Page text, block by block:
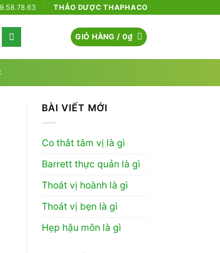
THẢO DƯỢC THAPHACO
GIỎ HÀNG /0₫
BÀI VIẾT MỚI
Co thắt tâm vị là gì
Barrett thực quản là gì
Thoát vị hoành là gì
Thoát vị bẹn là gì
Hẹp hậu môn là gì